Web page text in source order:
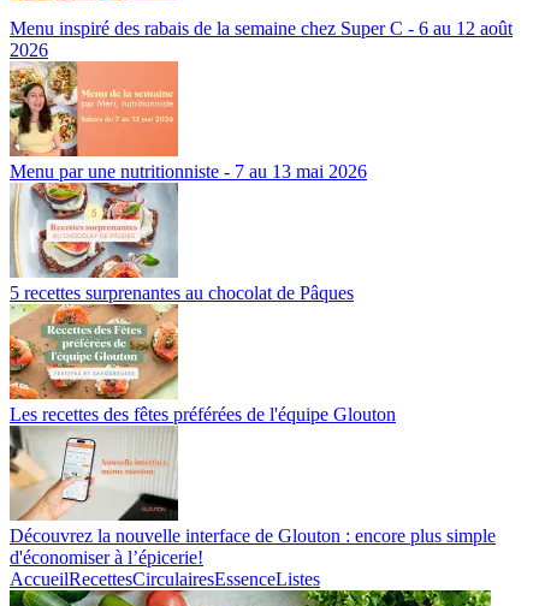
Menu inspiré des rabais de la semaine chez Super C - 6 au 12 août
2026
Menu par une nutritionniste - 7 au 13 mai 2026
5 recettes surprenantes au chocolat de Pâques
Les recettes des fêtes préférées de l'équipe Glouton
Découvrez la nouvelle interface de Glouton : encore plus simple
d'économiser à l’épicerie!
AccueilRecettesCirculairesEssenceListes